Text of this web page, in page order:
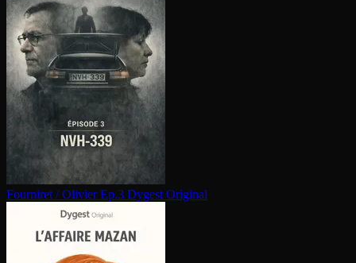
Fourniret / Olivier Ep.3 Dygest Original